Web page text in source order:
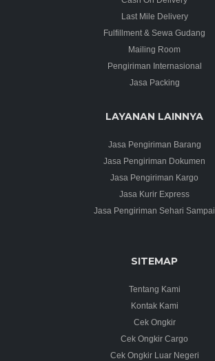
Last Mile Delivery
Fulfillment & Sewa Gudang
Mailing Room
Pengiriman Internasional
Jasa Packing
LAYANAN LAINNYA
Jasa Pengiriman Barang
Jasa Pengiriman Dokumen
Jasa Pengiriman Kargo
Jasa Kurir Express
Jasa Pengiriman Sehari Sampai
SITEMAP
Tentang Kami
Kontak Kami
Cek Ongkir
Cek Ongkir Cargo
Cek Ongkir Luar Negeri